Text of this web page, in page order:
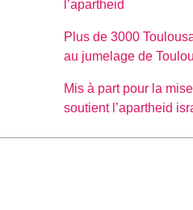
l’apartheid
Plus de 3000
au jumelage de
Mis à part pour la
soutient l’apartheid